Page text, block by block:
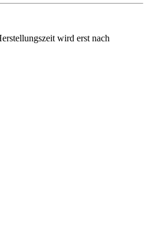
wird erst nach